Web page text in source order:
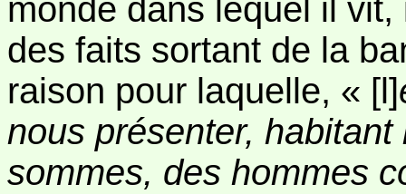
monde dans lequel il
des faits sortant de la
raison pour laquelle, « [l]
nous présenter,
sommes, des hommes